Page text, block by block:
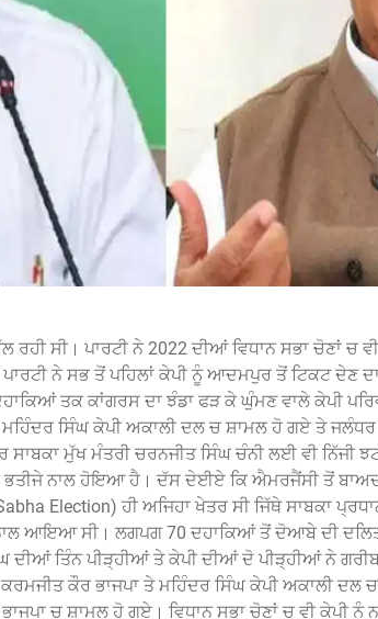
ਸੀ। ਪਾਰਟੀ ਨੇ 2022 ਦੀਆਂ ਵਿਧਾਨ ਸਭਾ ਚੋਣਾਂ ਚ
ਨੇ ਸਭ ਤੋਂ ਪਹਿਲਾਂ ਕੇਪੀ ਨੂੰ ਆਦਮਪੁਰ ਤੋਂ ਟਿਕਟ ਦੇਣ
ਤਕ ਕਾਂਗਰਸ ਦਾ ਝੰਡਾ ਫੜ ਕੇ ਘੁੰਮਣ ਵਾਲੇ ਕੇਪੀ
ਸਿੰਘ ਕੇਪੀ ਅਕਾਲੀ ਦਲ ਚ ਸ਼ਾਮਲ ਹੋ ਗਏ ਤੇ ਜਲੰਧਰ
ਮੁੱਖ ਮੰਤਰੀ ਚਰਨਜੀਤ ਸਿੰਘ ਚੰਨੀ ਲਈ ਵੀ ਨਿੱਜੀ
ਭਤੀਜੇ ਨਾਲ ਹੋਇਆ ਹੈ। ਦੱਸ ਦੇਈਏ ਕਿ ਐਮਰਜੈਂਸੀ ਤੋਂ
Election) ਹੀ ਅਜਿਹਾ ਖੇਤਰ ਸੀ ਜਿੱਥੇ ਸਾਬਕਾ
ਨਾਲ ਆਇਆ ਸੀ। ਲਗਪਗ 70 ਦਹਾਕਿਆਂ ਤੋਂ ਦੋਆਬੇ ਦੀ
ਦੀਆਂ ਤਿੰਨ ਪੀੜ੍ਹੀਆਂ ਤੇ ਕੇਪੀ ਦੀਆਂ ਦੋ ਪੀੜ੍ਹੀਆਂ ਨੇ
ਕੌਰ ਭਾਜਪਾ ਤੇ ਮਹਿੰਦਰ ਸਿੰਘ ਕੇਪੀ ਅਕਾਲੀ
ਚ ਸ਼ਾਮਲ ਹੋ ਗਏ। ਵਿਧਾਨ ਸਭਾ ਚੋਣਾਂ ਚ ਵੀ ਕੇਪੀ ਨੂੰ